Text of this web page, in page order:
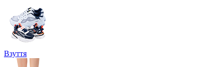
Взуття